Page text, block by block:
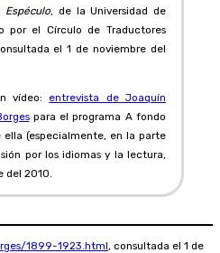
Espéculo, de la Universidad de
por el Círculo de Traductores
el 1 de noviembre del
vídeo: entrevista de Joaquín
para el programa A fondo
ella (especialmente, en la parte
por los idiomas y la lectura,
del 2010.
1899-1923.html, consultada el 1 de